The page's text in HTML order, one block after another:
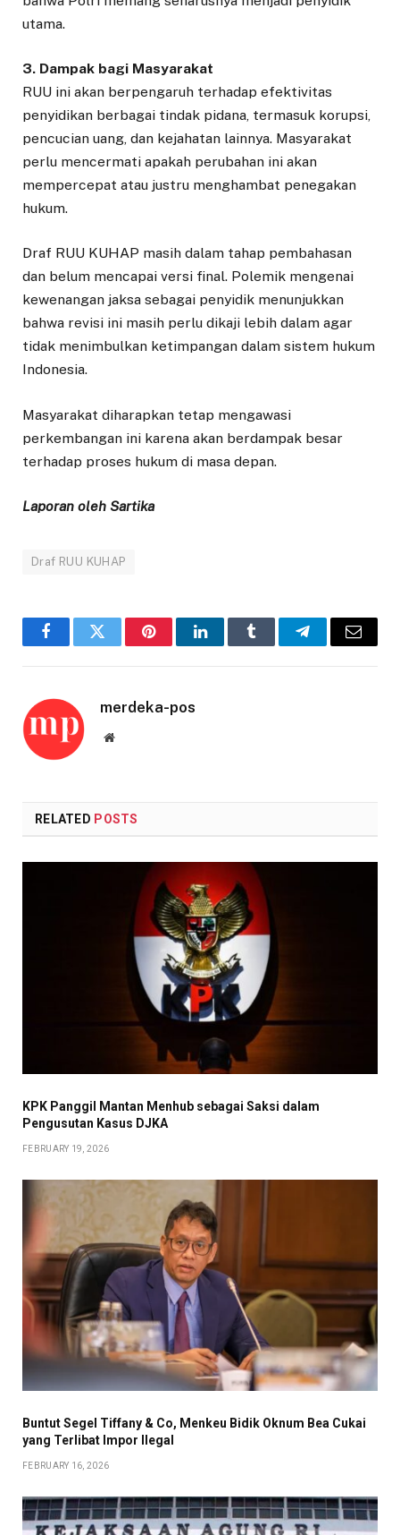
utama.
3. Dampak bagi Masyarakat
RUU ini akan berpengaruh terhadap efektivitas
penyidikan berbagai tindak pidana, termasuk korupsi,
pencucian uang, dan kejahatan lainnya. Masyarakat
perlu mencermati apakah perubahan ini akan
mempercepat atau justru menghambat penegakan
hukum.
Draf RUU KUHAP masih dalam tahap pembahasan
dan belum mencapai versi final. Polemik mengenai
kewenangan jaksa sebagai penyidik menunjukkan
bahwa revisi ini masih perlu dikaji lebih dalam agar
tidak menimbulkan ketimpangan dalam sistem hukum
Indonesia.
Masyarakat diharapkan tetap mengawasi
perkembangan ini karena akan berdampak besar
terhadap proses hukum di masa depan.
Laporan oleh Sartika
Draf RUU KUHAP
FacebookTwitter PinterestLinkedInTumblr TelegramEmail
merdeka-pos
Website
RELATED POSTS
KPK Panggil Mantan Menhub sebagai Saksi dalam
Pengusutan Kasus DJKA
FEBRUARY 19, 2026
Buntut Segel Tiffany & Co, Menkeu Bidik Oknum Bea Cukai
yang Terlibat Impor Ilegal
FEBRUARY 16, 2026